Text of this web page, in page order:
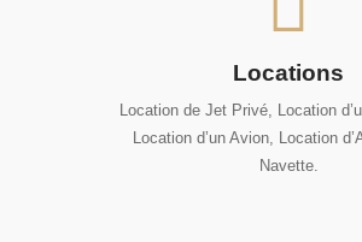
Locations
Location de Jet Privé, Location
Location d’un Avion, Location
Navette.